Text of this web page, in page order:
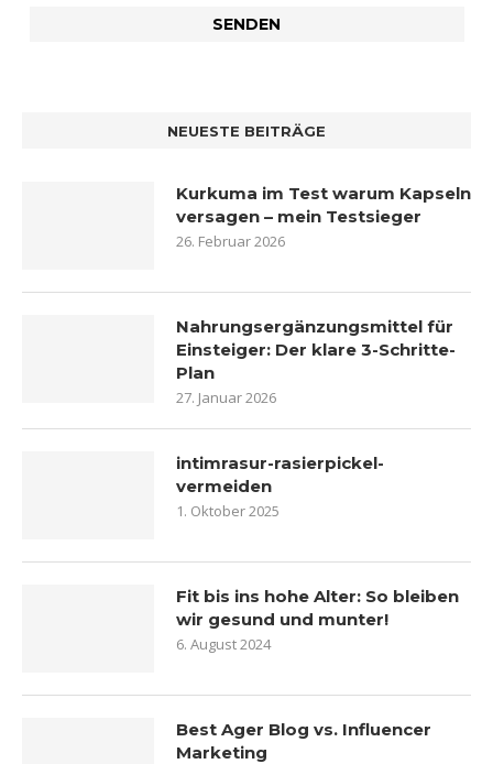
NEUESTE BEITRÄGE
Kurkuma im Test warum Kapseln
versagen – mein Testsieger
26. Februar 2026
Nahrungsergänzungsmittel für
Einsteiger: Der klare 3-Schritte-
Plan
27. Januar 2026
intimrasur-rasierpickel-
vermeiden
1. Oktober 2025
Fit bis ins hohe Alter: So bleiben
wir gesund und munter!
6. August 2024
Best Ager Blog vs. Influencer
Marketing